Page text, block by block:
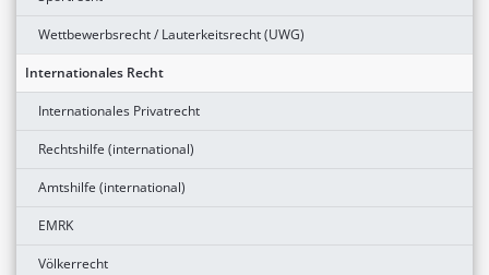
Wettbewerbsrecht / Lauterkeitsrecht (UWG)
Internationales Recht
Internationales Privatrecht
Rechtshilfe (international)
Amtshilfe (international)
EMRK
Völkerrecht